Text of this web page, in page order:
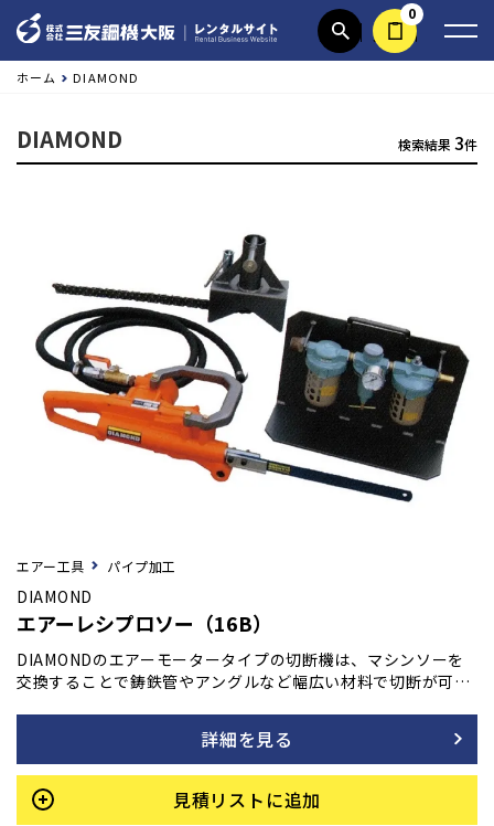
商品検索見積依頼する
0
ホーム DIAMOND
DIAMOND 検索結果 3件
エアー工具 パイプ加工
DIAMOND
エアーレシプロソー（16B）
DIAMONDのエアーモータータイプの切断機は、マシンソーを
交換することで鋳鉄管やアングルなど幅広い材料で切断が可能
発揮します。DIAMONDの技術力により、高い効率と精度で作
業を支援し、作業者の負担を軽減します。この製品は、その汎
用性と高性能で、建設現場や工場、メンテナンス作業など、
様々なシーンでのニーズに応えるために設計されています。ま
詳細を見る
見積リストに追加